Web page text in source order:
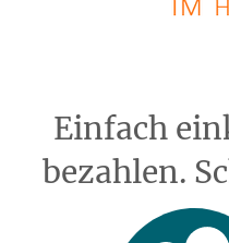
Einfach
bezahlen.